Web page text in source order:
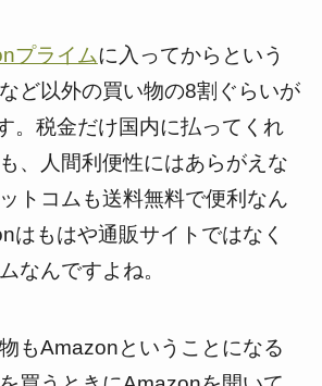
プライムに入ってからという
ど以外の買い物の8割ぐらいが
。税金だけ国内に払ってくれ
、人間利便性にはあらがえな
トコムも送料無料で便利なん
はもはや通販サイトではなく
なんですよね。
もAmazonということになる